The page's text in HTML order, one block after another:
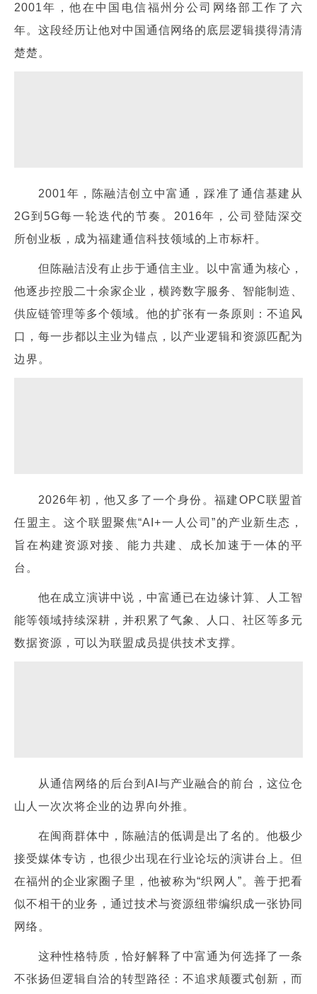
2001年，他在中国电信福州分公司网络部工作了六
年。这段经历让他对中国通信网络的底层逻辑摸得清清
楚楚。
2001年，陈融洁创立中富通，踩准了通信基建从
2G到5G每一轮迭代的节奏。2016年，公司登陆深交
所创业板，成为福建通信科技领域的上市标杆。
但陈融洁没有止步于通信主业。以中富通为核心，
他逐步控股二十余家企业，横跨数字服务、智能制造、
供应链管理等多个领域。他的扩张有一条原则：不追风
口，每一步都以主业为锚点，以产业逻辑和资源匹配为
边界。
2026年初，他又多了一个身份。福建OPC联盟首
任盟主。这个联盟聚焦“AI+一人公司”的产业新生态，
旨在构建资源对接、能力共建、成长加速于一体的平
台。
他在成立演讲中说，中富通已在边缘计算、人工智
能等领域持续深耕，并积累了气象、人口、社区等多元
数据资源，可以为联盟成员提供技术支撑。
从通信网络的后台到AI与产业融合的前台，这位仓
山人一次次将企业的边界向外推。
在闽商群体中，陈融洁的低调是出了名的。他极少
接受媒体专访，也很少出现在行业论坛的演讲台上。但
在福州的企业家圈子里，他被称为“织网人”。善于把看
似不相干的业务，通过技术与资源纽带编织成一张协同
网络。
这种性格特质，恰好解释了中富通为何选择了一条
不张扬但逻辑自洽的转型路径：不追求颠覆式创新，而